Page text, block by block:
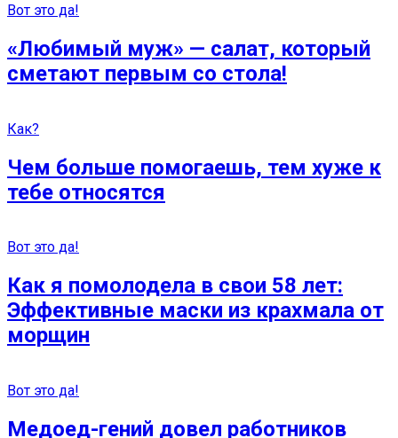
Вот это да!
«Любимый муж» — салат, который
сметают первым со стола!
Как?
Чем больше помогаешь, тем хуже к
тебе относятся
Вот это да!
Как я помолодела в свои 58 лет:
Эффективные маски из крахмала от
морщин
Вот это да!
Медоед-гений довел работников